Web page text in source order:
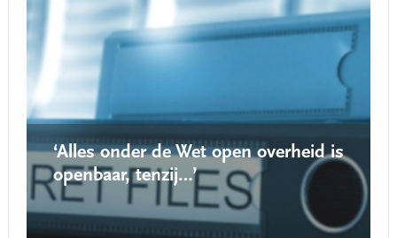
‘Alles onder de Wet open overheid is
openbaar, tenzij…’